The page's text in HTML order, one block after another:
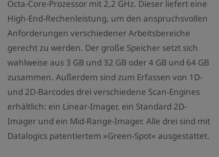
Octa-Core-Prozessor mit 2,2 GHz. Dieser liefert eine
High-End-Rechenleistung, um den anspruchsvollen
Anforderungen verschiedener Arbeitsbereiche
gerecht zu werden. Der große Speicher setzt sich
wahlweise aus 3 GB und 32 GB oder 4 GB und 64 GB
zusammen. Außerdem sind zum Erfassen von 1D-
und 2D-Barcodes drei verschiedene Scan-Engines
erhältlich: ein Linear-Imager, ein Standard 2D-
Imager und ein Mid-Range-Imager. Alle drei sind mit
Datalogics patentiertem »Green-Spot« ausgestattet.